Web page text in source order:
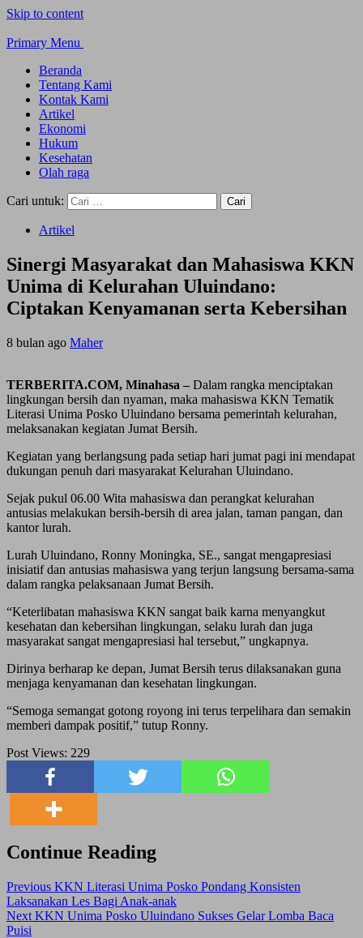
Skip to content
Primary Menu
Beranda
Tentang Kami
Kontak Kami
Artikel
Ekonomi
Hukum
Kesehatan
Olah raga
Cari untuk:
Artikel
Sinergi Masyarakat dan Mahasiswa KKN
Unima di Kelurahan Uluindano:
Ciptakan Kenyamanan serta Kebersihan
8 bulan ago Maher
TERBERITA.COM, Minahasa – Dalam rangka menciptakan
lingkungan bersih dan nyaman, maka mahasiswa KKN Tematik
Literasi Unima Posko Uluindano bersama pemerintah kelurahan,
melaksanakan kegiatan Jumat Bersih.
Kegiatan yang berlangsung pada setiap hari jumat pagi ini mendapat
dukungan penuh dari masyarakat Kelurahan Uluindano.
Sejak pukul 06.00 Wita mahasiswa dan perangkat kelurahan
antusias melakukan bersih-bersih di area jalan, taman pangan, dan
kantor lurah.
Lurah Uluindano, Ronny Moningka, SE., sangat mengapresiasi
inisiatif dan antusias mahasiswa yang terjun langsung bersama-sama
dalam rangka pelaksanaan Jumat Bersih.
“Keterlibatan mahasiswa KKN sangat baik karna menyangkut
kesehatan dan kebersihan lingkungan, selaku lurah dan juga
masyarakat sangat mengapresiasi hal tersebut,” ungkapnya.
Dirinya berharap ke depan, Jumat Bersih terus dilaksanakan guna
menjaga kenyamanan dan kesehatan lingkungan.
“Semoga semangat gotong royong ini terus terpelihara dan semakin
memberi dampak positif,” tutup Ronny.
Post Views: 229
Continue Reading
Previous KKN Literasi Unima Posko Pondang Konsisten
Laksanakan Les Bagi Anak-anak
Next KKN Unima Posko Uluindano Sukses Gelar Lomba Baca
Puisi